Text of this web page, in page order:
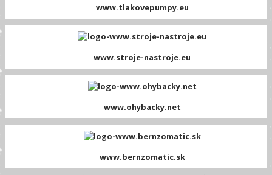
www.tlakovepumpy.eu
www.stroje-nastroje.eu
www.ohybacky.net
www.bernzomatic.sk